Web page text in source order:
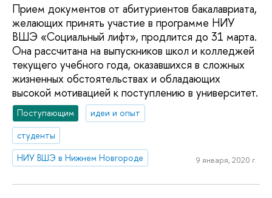
Прием документов от абитуриентов бакалавриата,
желающих принять участие в программе НИУ
ВШЭ «Социальный лифт», продлится до 31 марта.
Она рассчитана на выпускников школ и колледжей
текущего учебного года, оказавшихся в сложных
жизненных обстоятельствах и обладающих
высокой мотивацией к поступлению в университет.
Поступающим
идеи и опыт
студенты
НИУ ВШЭ в Нижнем Новгороде
9 января, 2020 г.